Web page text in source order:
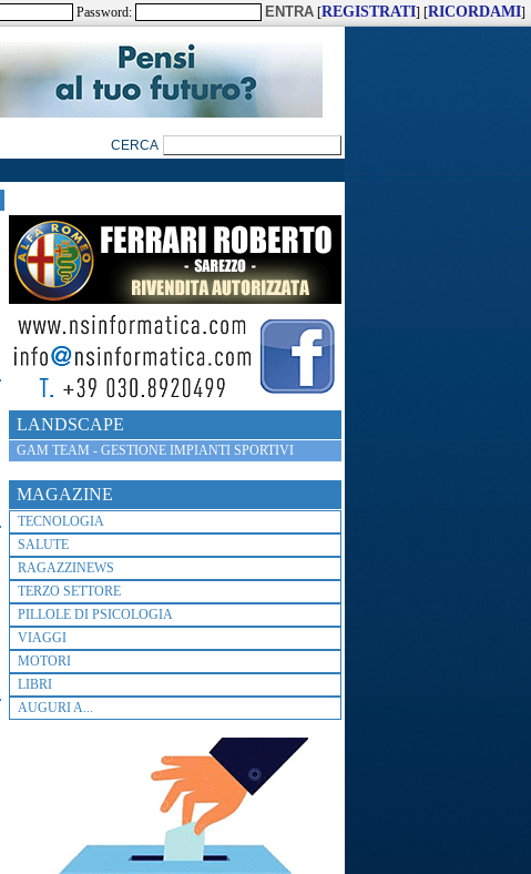
Password: [REGISTRATI] [RICORDAMI]
LANDSCAPE
GAM TEAM - GESTIONE IMPIANTI SPORTIVI
MAGAZINE
TECNOLOGIA
SALUTE
RAGAZZINEWS
TERZO SETTORE
PILLOLE DI PSICOLOGIA
VIAGGI
MOTORI
LIBRI
AUGURI A...